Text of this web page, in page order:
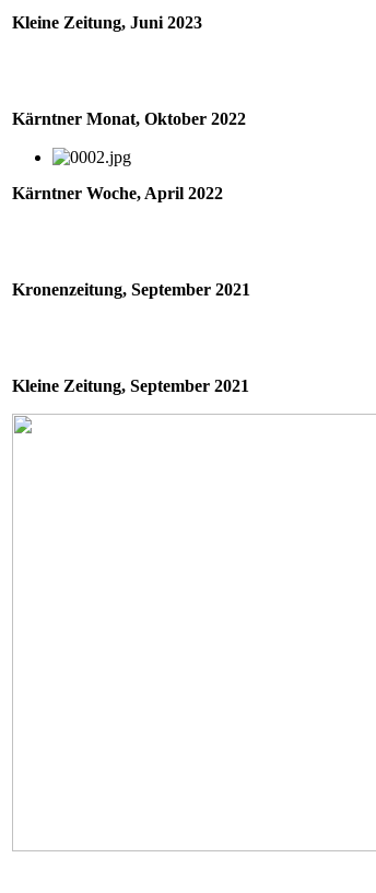
Kleine Zeitung, Juni 2023
Kärntner Monat, Oktober 2022
Kärntner Woche, April 2022
Kronenzeitung, September 2021
Kleine Zeitung, September 2021